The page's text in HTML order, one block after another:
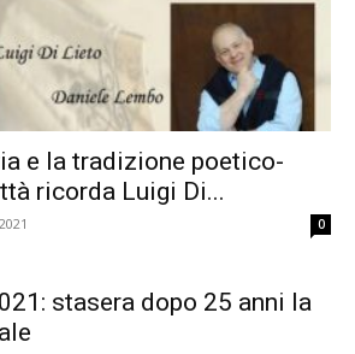
e la tradizione poetico-
ricorda Luigi Di...
0
stasera dopo 25 anni la